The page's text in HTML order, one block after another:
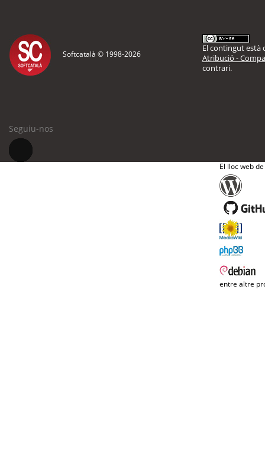
Softcatalà © 1998-2026
El contingut està
Atribució -
contrari.
Seguiu-nos
El lloc web
entre altre